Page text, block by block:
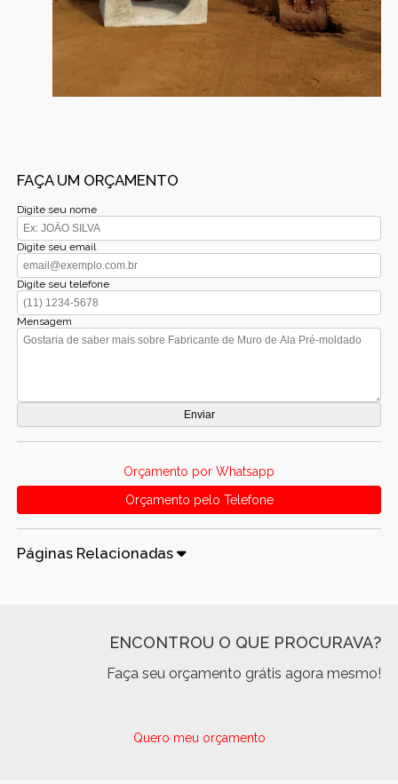
FAÇA UM ORÇAMENTO
Digite seu nome
Digite seu email
Digite seu telefone
Mensagem
Orçamento por Whatsapp
Orçamento pelo Telefone
Páginas Relacionadas
ENCONTROU O QUE PROCURAVA?
Faça seu orçamento grátis agora mesmo!
Quero meu orçamento